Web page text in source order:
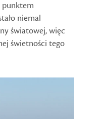
punktem
niemal
światowej, więc
świetności tego